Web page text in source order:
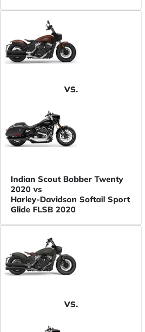
VS.
Indian Scout Bobber Twenty
2020 vs
Harley-Davidson Softail Sport
Glide FLSB 2020
VS.